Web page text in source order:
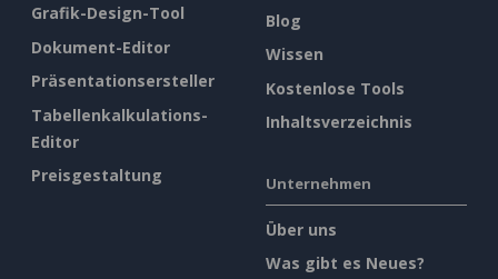
Grafik-Design-Tool
Dokument-Editor
Präsentationsersteller
Tabellenkalkulations-
Editor
Preisgestaltung
Blog
Wissen
Kostenlose Tools
Inhaltsverzeichnis
Unternehmen
Über uns
Was gibt es Neues?